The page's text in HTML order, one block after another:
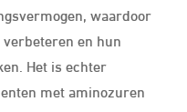
waardoor
en hun
Het is echter
met aminozuren